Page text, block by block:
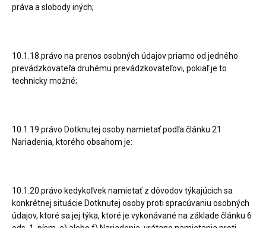
práva a slobody iných;
10.1.18.právo na prenos osobných údajov priamo od jedného
prevádzkovateľa druhému prevádzkovateľovi, pokiaľ je to
technicky možné;
10.1.19.právo Dotknutej osoby namietať podľa článku 21
Nariadenia, ktorého obsahom je:
10.1.20.právo kedykoľvek namietať z dôvodov týkajúcich sa
konkrétnej situácie Dotknutej osoby proti spracúvaniu osobných
údajov, ktoré sa jej týka, ktoré je vykonávané na základe článku 6